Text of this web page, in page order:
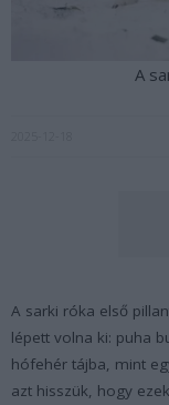
A
A sarki róka első
lépett volna ki: puha
hófehér tájba, mint
azt hisszük, hogy